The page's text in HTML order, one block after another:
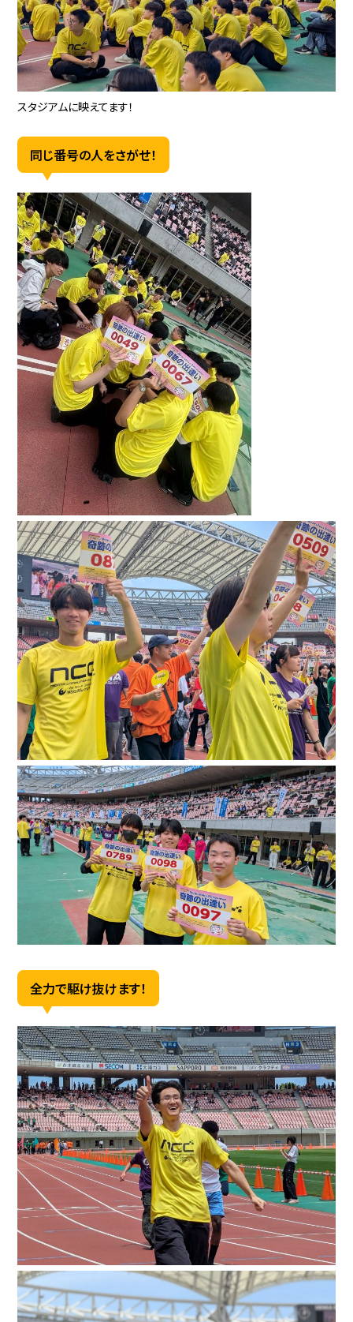
スタジアムに映えてます！
同じ番号の人をさがせ！
全力で駆け抜けます！